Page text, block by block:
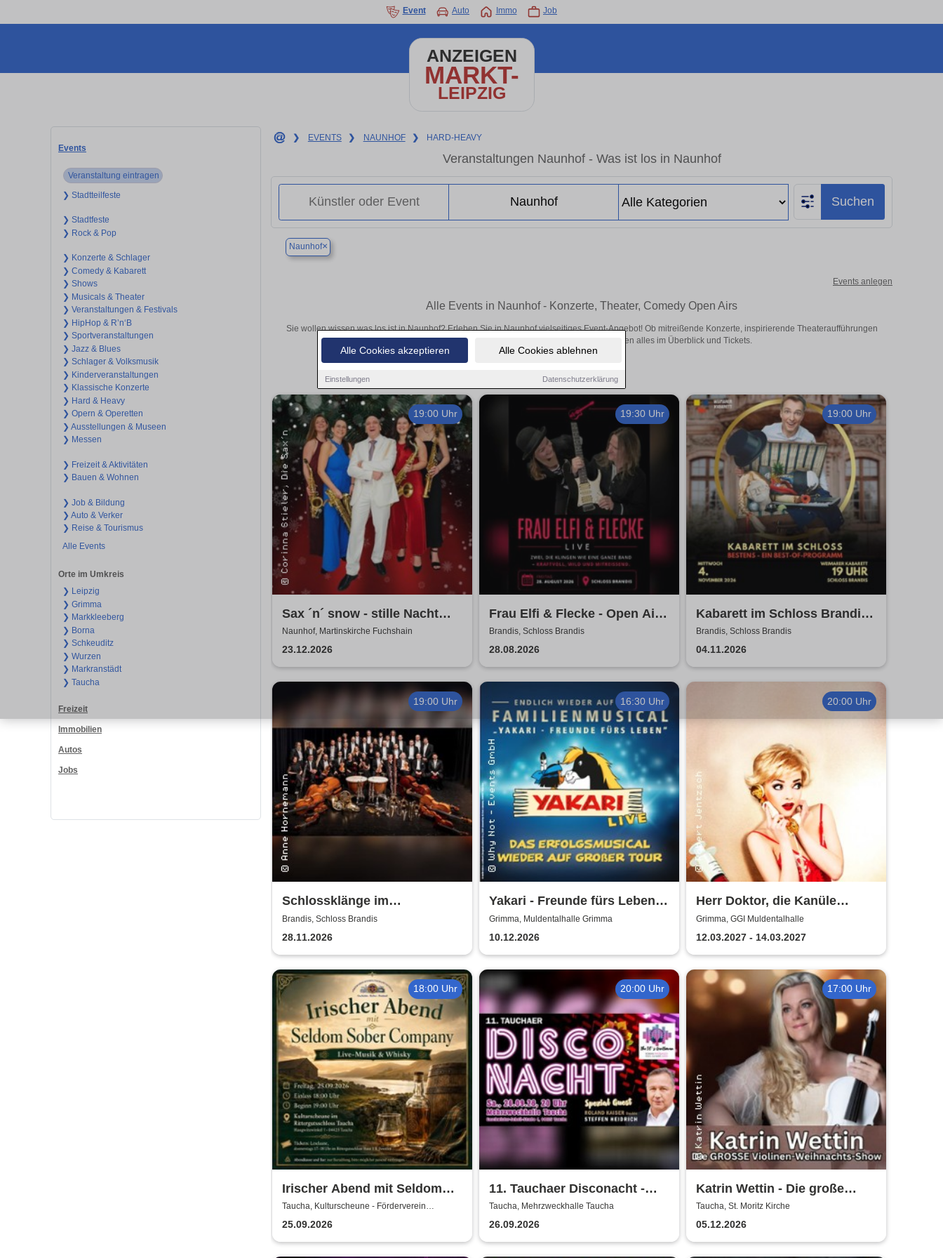
Alle Cookies akzeptieren Alle Cookies ablehnen
Einstellungen Datenschutzerklärung
Event Auto Immo Job
ANZEIGEN
MARKT-
LEIPZIG
Events
Veranstaltung eintragen
❯ Stadtteilfeste
❯ Stadtfeste
❯ Rock & Pop
❯ Konzerte & Schlager
❯ Comedy & Kabarett
❯ Shows
❯ Musicals & Theater
❯ Veranstaltungen & Festivals
❯ HipHop & R’n‘B
❯ Sportveranstaltungen
❯ Jazz & Blues
❯ Schlager & Volksmusik
❯ Kinderveranstaltungen
❯ Klassische Konzerte
❯ Hard & Heavy
❯ Opern & Operetten
❯ Ausstellungen & Museen
❯ Messen
❯ Freizeit & Aktivitäten
❯ Bauen & Wohnen
❯ Job & Bildung
❯ Auto & Verker
❯ Reise & Tourismus
Alle Events
Orte im Umkreis
❯ Leipzig
❯ Grimma
❯ Markkleeberg
❯ Borna
❯ Schkeuditz
❯ Wurzen
❯ Markranstädt
❯ Taucha
Freizeit
Immobilien
Autos
Jobs
❯ EVENTS ❯ NAUNHOF ❯ HARD-HEAVY
Veranstaltungen Naunhof - Was ist los in Naunhof
Suchen
Naunhof×
Events anlegen
Alle Events in Naunhof - Konzerte, Theater, Comedy Open Airs
Sie wollen wissen was los ist in Naunhof? Erleben Sie in Naunhof vielseitiges Event-Angebot! Ob mitreißende Konzerte, inspirierende Theateraufführungen
oder aufregende Veranstaltungen in Naunhof – hier finden alles im Überblick und Tickets.
19:00 Uhr
Sax ´n´ snow - stille Nacht
war gestern
Naunhof, Martinskirche Fuchshain
23.12.2026
19:30 Uhr
Frau Elfi & Flecke - Open Air
Konzert
Brandis, Schloss Brandis
28.08.2026
19:00 Uhr
Kabarett im Schloss Brandis |
Weimarer Kabarett
Brandis, Schloss Brandis
04.11.2026
19:00 Uhr
Schlossklänge im
Kerzenschein -
Adventskonzert
Brandis, Schloss Brandis
28.11.2026
16:30 Uhr
Yakari - Freunde fürs Leben -
Das Musical für die ganze
Familie
Grimma, Muldentalhalle Grimma
10.12.2026
20:00 Uhr
Herr Doktor, die Kanüle
klemmt
Grimma, GGI Muldentalhalle
12.03.2027 - 14.03.2027
18:00 Uhr
Irischer Abend mit Seldom
Sober Company | Live-Musik
& Whisky in der
Kulturscheune Taucha
Taucha, Kulturscheune - Förderverein
Rittergutschloss Taucha e.V.
25.09.2026
20:00 Uhr
11. Tauchaer Disconacht -
Herbstedition
Taucha, Mehrzweckhalle Taucha
26.09.2026
17:00 Uhr
Katrin Wettin - Die große
Violinen-Weihnachts-Show
Taucha, St. Moritz Kirche
05.12.2026